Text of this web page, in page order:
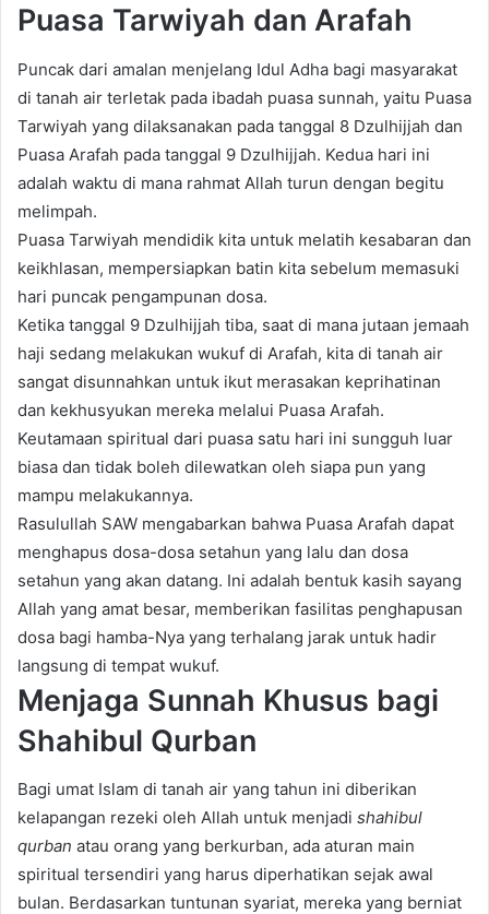
Puasa Tarwiyah dan Arafah
Puncak dari amalan menjelang Idul Adha bagi masyarakat
di tanah air terletak pada ibadah puasa sunnah, yaitu Puasa
Tarwiyah yang dilaksanakan pada tanggal 8 Dzulhijjah dan
Puasa Arafah pada tanggal 9 Dzulhijjah. Kedua hari ini
adalah waktu di mana rahmat Allah turun dengan begitu
melimpah.
Puasa Tarwiyah mendidik kita untuk melatih kesabaran dan
keikhlasan, mempersiapkan batin kita sebelum memasuki
hari puncak pengampunan dosa.
Ketika tanggal 9 Dzulhijjah tiba, saat di mana jutaan jemaah
haji sedang melakukan wukuf di Arafah, kita di tanah air
sangat disunnahkan untuk ikut merasakan keprihatinan
dan kekhusyukan mereka melalui Puasa Arafah.
Keutamaan spiritual dari puasa satu hari ini sungguh luar
biasa dan tidak boleh dilewatkan oleh siapa pun yang
mampu melakukannya.
Rasulullah SAW mengabarkan bahwa Puasa Arafah dapat
menghapus dosa-dosa setahun yang lalu dan dosa
setahun yang akan datang. Ini adalah bentuk kasih sayang
Allah yang amat besar, memberikan fasilitas penghapusan
dosa bagi hamba-Nya yang terhalang jarak untuk hadir
langsung di tempat wukuf.
Menjaga Sunnah Khusus bagi
Shahibul Qurban
Bagi umat Islam di tanah air yang tahun ini diberikan
kelapangan rezeki oleh Allah untuk menjadi shahibul
qurban atau orang yang berkurban, ada aturan main
spiritual tersendiri yang harus diperhatikan sejak awal
bulan. Berdasarkan tuntunan syariat, mereka yang berniat